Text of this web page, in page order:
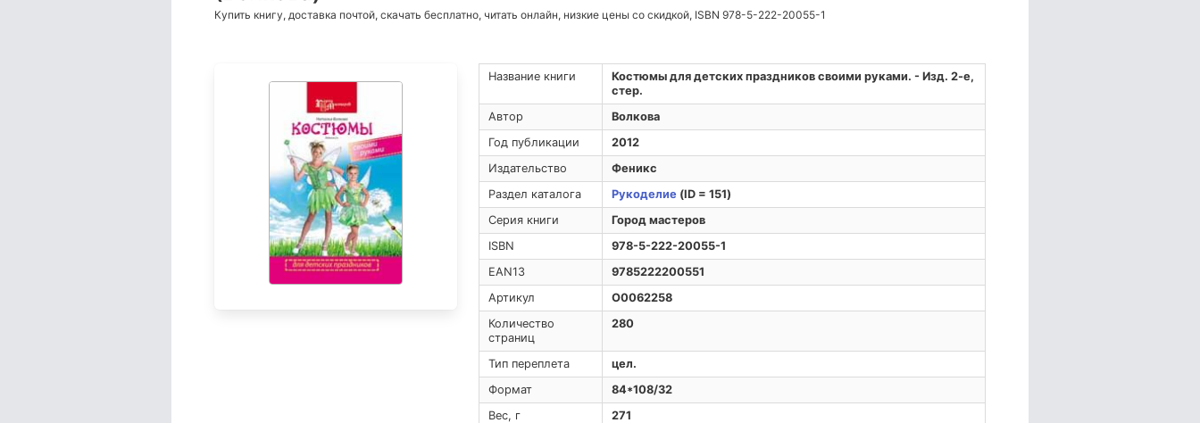
Купить книгу, доставка почтой, скачать бесплатно, читать онлайн, низкие цены со скидкой, ISBN 978-5-222-20055-1
Название книги
Костюмы для детских праздников своими руками. - Изд. 2-е,
стер.
Автор
Волкова
Год публикации
2012
Издательство
Феникс
Раздел каталога
Рукоделие(ID = 151)
Серия книги
Город мастеров
ISBN
978-5-222-20055-1
EAN13
9785222200551
Артикул
O0062258
Количество
страниц
280
Тип переплета
цел.
Формат
84*108/32
Вес, г
271